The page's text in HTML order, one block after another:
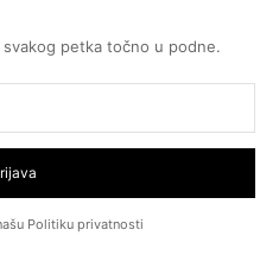
petka točno u podne.
Politiku privatnosti